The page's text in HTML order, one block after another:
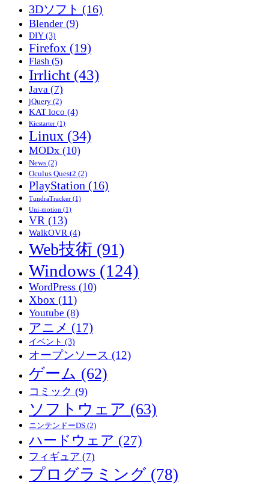
3Dソフト (16)
Blender (9)
DIY(3)
Firefox (19)
Flash (5)
Irrlicht (43)
Java (7)
jQuery (2)
KAT loco (4)
Kicstarter (1)
Linux (34)
MODx (10)
News (2)
Oculus Quest2 (2)
PlayStation (16)
TundraTracker (1)
Uni-motion (1)
VR (13)
WalkOVR (4)
Web技術 (91)
Windows (124)
WordPress (10)
Xbox (11)
Youtube (8)
アニメ (17)
イベント (3)
オープンソース (12)
ゲーム (62)
コミック (9)
ソフトウェア (63)
ニンテンドーDS (2)
ハードウェア (27)
フィギュア (7)
プログラミング (78)